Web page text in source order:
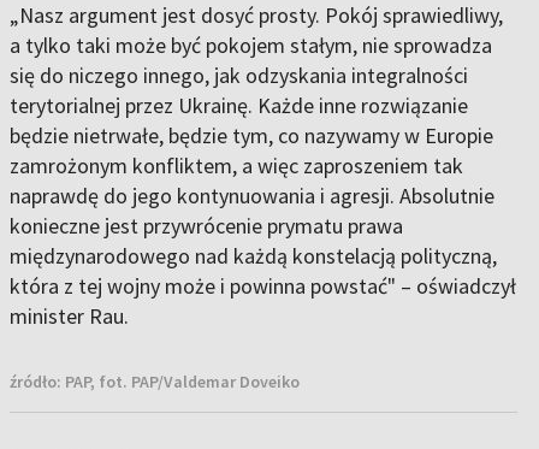
„Nasz argument jest dosyć prosty. Pokój sprawiedliwy,
a tylko taki może być pokojem stałym, nie sprowadza
się do niczego innego, jak odzyskania integralności
terytorialnej przez Ukrainę. Każde inne rozwiązanie
będzie nietrwałe, będzie tym, co nazywamy w Europie
zamrożonym konfliktem, a więc zaproszeniem tak
naprawdę do jego kontynuowania i agresji. Absolutnie
konieczne jest przywrócenie prymatu prawa
międzynarodowego nad każdą konstelacją polityczną,
która z tej wojny może i powinna powstać" – oświadczył
minister Rau.
źródło: PAP, fot. PAP/Valdemar Doveiko